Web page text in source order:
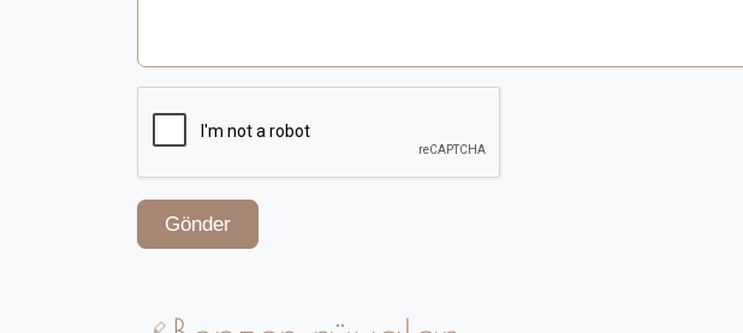
Gönder